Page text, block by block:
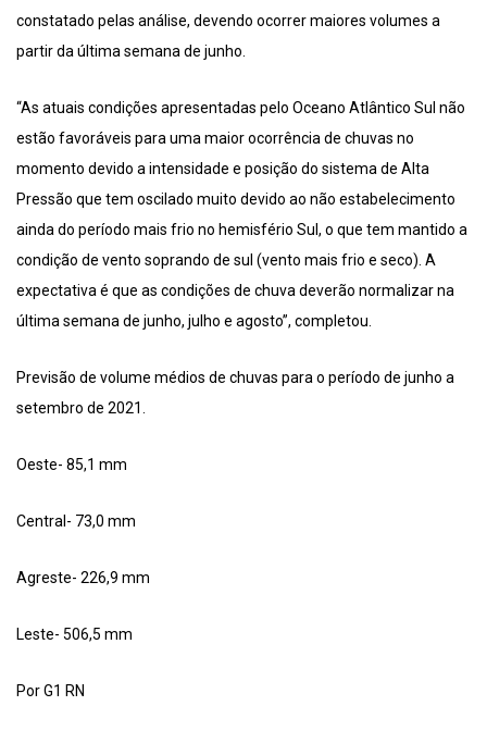
constatado pelas análise, devendo ocorrer maiores volumes a
partir da última semana de junho.
“As atuais condições apresentadas pelo Oceano Atlântico Sul não
estão favoráveis para uma maior ocorrência de chuvas no
momento devido a intensidade e posição do sistema de Alta
Pressão que tem oscilado muito devido ao não estabelecimento
ainda do período mais frio no hemisfério Sul, o que tem mantido a
condição de vento soprando de sul (vento mais frio e seco). A
expectativa é que as condições de chuva deverão normalizar na
última semana de junho, julho e agosto”, completou.
Previsão de volume médios de chuvas para o período de junho a
setembro de 2021.
Oeste- 85,1 mm
Central- 73,0 mm
Agreste- 226,9 mm
Leste- 506,5 mm
Por G1 RN